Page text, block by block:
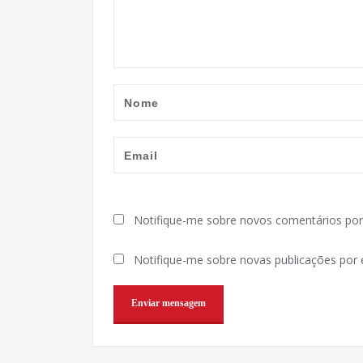
Notifique-me sobre novos comentários
Notifique-me sobre novas publicações por